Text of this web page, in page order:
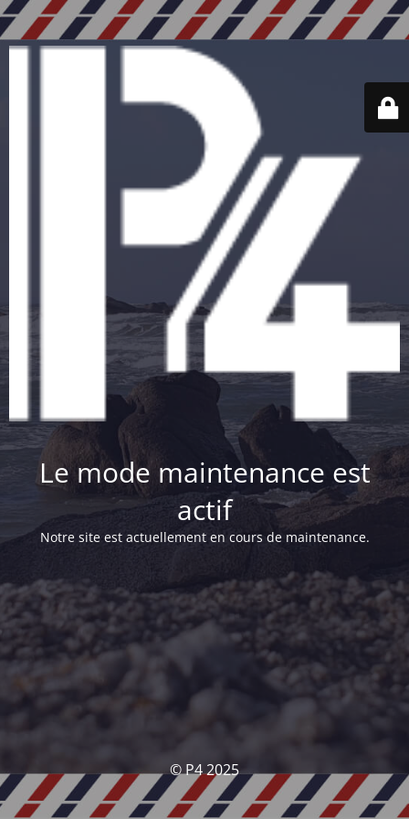
Le mode maintenance est
actif
Notre site est actuellement en cours de maintenance.
© P4 2025